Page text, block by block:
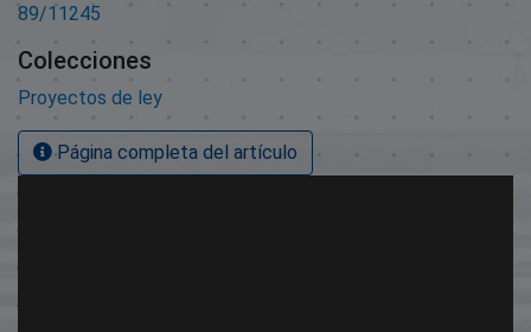
89/11245
Colecciones
Proyectos de ley
Página completa del artículo